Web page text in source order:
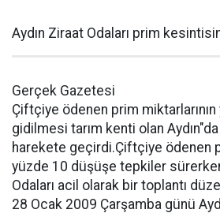
Aydın Ziraat Odaları prim
Gerçek Gazetesi
Çiftçiye ödenen prim
gidilmesi tarım kenti olan Aydın"da
harekete geçirdi.Çiftçiye ödenen
yüzde 10 düşüşe tepkiler
Odaları acil olarak bir toplantı
28 Ocak 2009 Çarşamba günü